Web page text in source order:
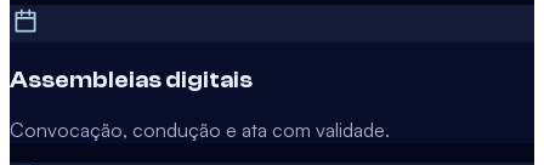
Assembleias digitais
Convocação, condução e ata com validade.